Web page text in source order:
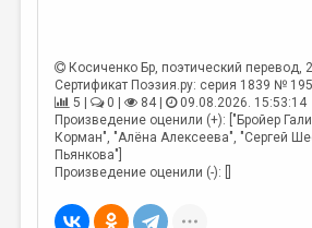
Косиченко Бр, поэтический перевод,
Сертификат Поэзия.ру: серия 1839 №
5 |
0 | 84 |
09.08.2026. 15:53:14
Произведение оценили (+): ["Бройер
Корман", "Алёна Алексеева", "Сергей
Пьянкова"]
Произведение оценили (-): []